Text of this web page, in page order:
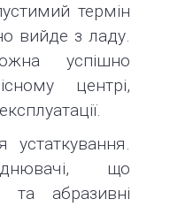
термін
вийде з ладу.
успішно
центрі,
устаткування.
що
та абразивні